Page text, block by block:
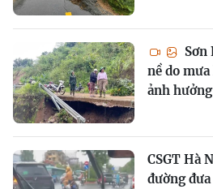
Sơn
nề do
ảnh hưởng
CSGT Hà
đường